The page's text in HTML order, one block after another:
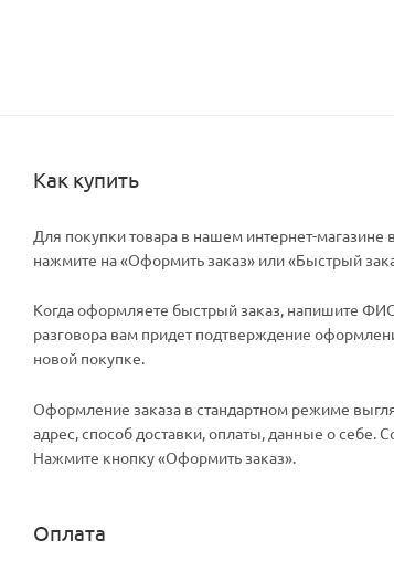
Как купить
Для покупки товара в нашем интернет-
нажмите на «Оформить заказ» или «Быстрый
Когда оформляете быстрый заказ, напишите
разговора вам придет подтверждение
новой покупке.
Оформление заказа в стандартном режиме
адрес, способ доставки, оплаты, данные о себе.
Нажмите кнопку «Оформить заказ».
Оплата